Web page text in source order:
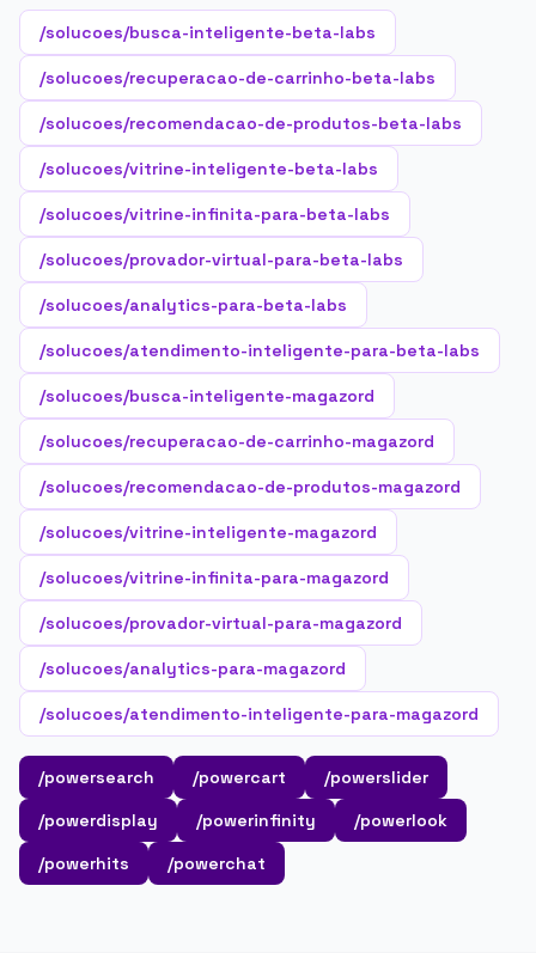
/solucoes/busca-inteligente-beta-labs
/solucoes/recuperacao-de-carrinho-beta-labs
/solucoes/recomendacao-de-produtos-beta-labs
/solucoes/vitrine-inteligente-beta-labs
/solucoes/vitrine-infinita-para-beta-labs
/solucoes/provador-virtual-para-beta-labs
/solucoes/analytics-para-beta-labs
/solucoes/atendimento-inteligente-para-beta-labs
/solucoes/busca-inteligente-magazord
/solucoes/recuperacao-de-carrinho-magazord
/solucoes/recomendacao-de-produtos-magazord
/solucoes/vitrine-inteligente-magazord
/solucoes/vitrine-infinita-para-magazord
/solucoes/provador-virtual-para-magazord
/solucoes/analytics-para-magazord
/solucoes/atendimento-inteligente-para-magazord
/powersearch /powercart
/powerslider
/powerdisplay
/powerinfinity
/powerlook
/powerhits
/powerchat